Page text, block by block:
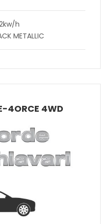
h
METALLIC
4ORCE 4WD